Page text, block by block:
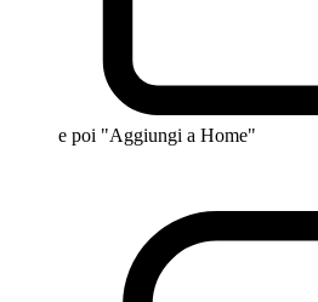
e poi "Aggiungi a Home"